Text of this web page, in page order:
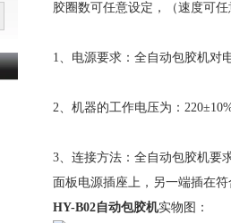
胶圈数可任意设定，（速度可
1、电源要求：全自动包胶机对
2、机器的工作电压为：
3、连接方法：全自动包胶机要
面板电源插座上，另一端插在
HY-B02自动包胶机实物图：